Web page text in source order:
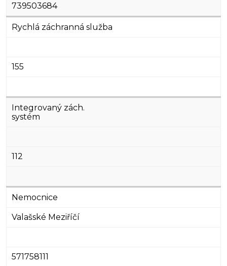
739503684
Rychlá záchranná služba
155
Integrovaný zách.
systém
112
Nemocnice
Valašské Meziříčí
571758111